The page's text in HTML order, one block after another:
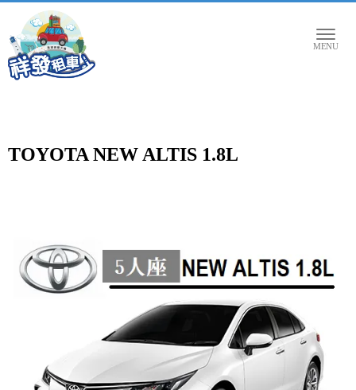
TOYOTA NEW ALTIS 1.8L